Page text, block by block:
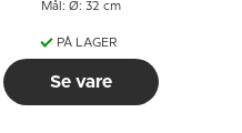
Mål: Ø: 32 cm
PÅ LAGER
Se vare